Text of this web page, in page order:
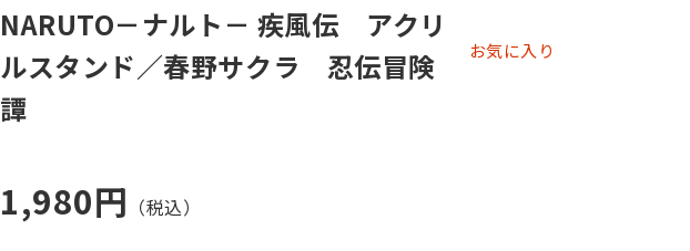
NARUTO－ナルト－ 疾風伝 アクリ
ルスタンド／春野サクラ 忍伝冒険
譚
お気に入り
1,980円